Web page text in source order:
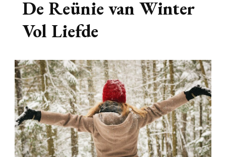
De Reünie van Winter
Vol Liefde